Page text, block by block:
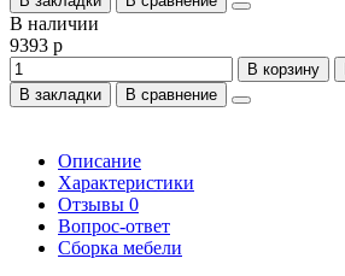
В наличии
9393 р
В корзину
В закладки
В сравнение
Описание
Характеристики
Отзывы 0
Вопрос-ответ
Сборка мебели